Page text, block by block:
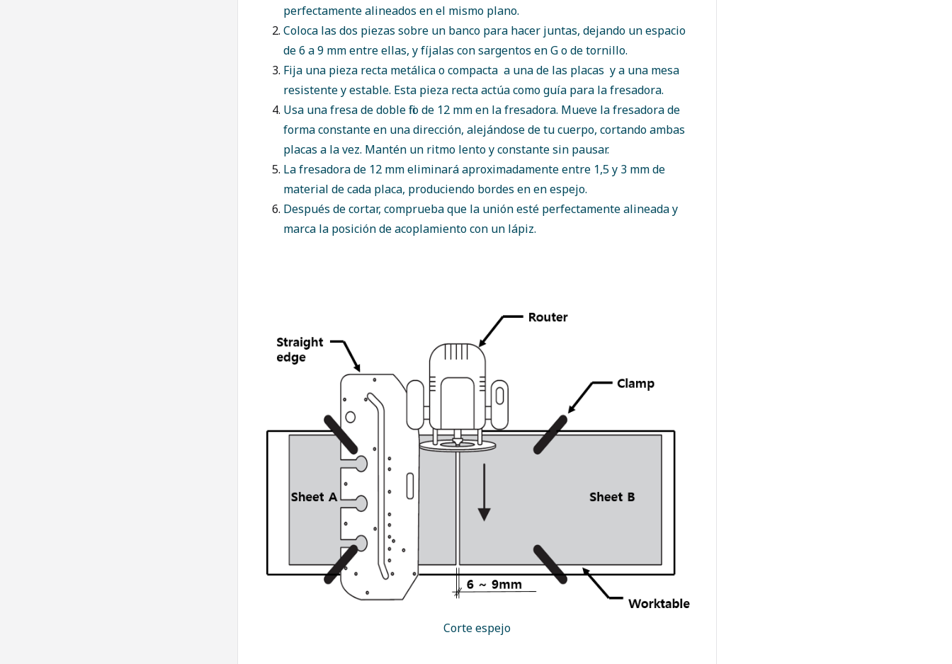
perfectamente alineados en el mismo plano.
Coloca las dos piezas sobre un banco para hacer juntas, dejando un espacio
de 6 a 9 mm entre ellas, y fíjalas con sargentos en G o de tornillo.
Fija una pieza recta metálica o compacta a una de las placas y a una mesa
resistente y estable. Esta pieza recta actúa como guía para la fresadora.
Usa una fresa de doble filo de 12 mm en la fresadora. Mueve la fresadora de
forma constante en una dirección, alejándose de tu cuerpo, cortando ambas
placas a la vez. Mantén un ritmo lento y constante sin pausar.
La fresadora de 12 mm eliminará aproximadamente entre 1,5 y 3 mm de
material de cada placa, produciendo bordes en en espejo.
Después de cortar, comprueba que la unión esté perfectamente alineada y
marca la posición de acoplamiento con un lápiz.
Corte espejo